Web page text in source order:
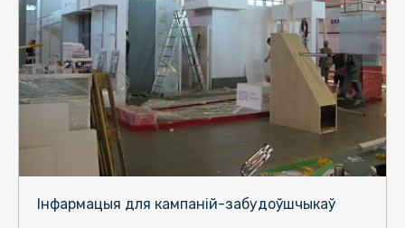
Інфармацыя для кампаній-забудоўшчыкаў